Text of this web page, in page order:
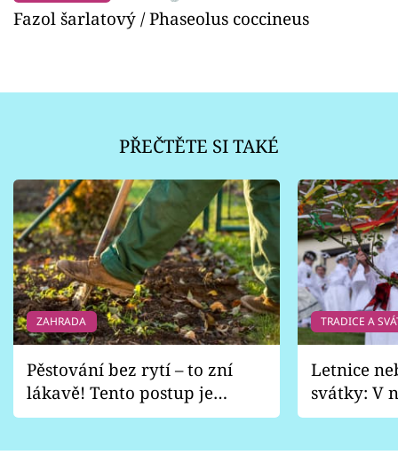
Fazol šarlatový / Phaseolus coccineus
PŘEČTĚTE SI TAKÉ
ZAHRADA
Pěstování bez rytí – to zní
lákavě! Tento postup je
vhodný jen pro některé
TRADICE A
Letnice
svátky: V
pondělí